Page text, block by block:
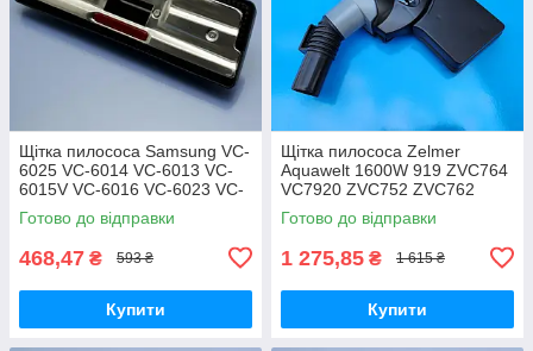
Щітка пилососа Samsung VC-
6025 VC-6014 VC-6013 VC-
6015V VC-6016 VC-6023 VC-
6024 для ламіната паркета
Готово до відправки
468,47 ₴ 593 ₴
Купити
Щітка пилососа Zelmer
Aquawelt 1600W 919 ZVC764
VC7920 ZVC752 ZVC762
ZVC763 Aquos 829 ZVC722
Aquario 819 ZVC712 оригінал
Готово до відправки
1 275,85 ₴ 1 615 ₴
Купити